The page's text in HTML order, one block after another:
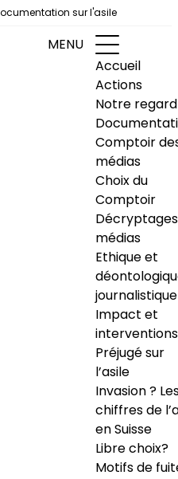
sur l'asile
MENU
Accueil
Actions
Notre regard
Comptoir
médias
Choix du
Comptoir
Décryptages
médias
Ethique et
journalistique
Impact et
interventions
Préjugé sur
l’asile
Invasion ?
chiffres de
en Suisse
Libre choix?
Motifs de